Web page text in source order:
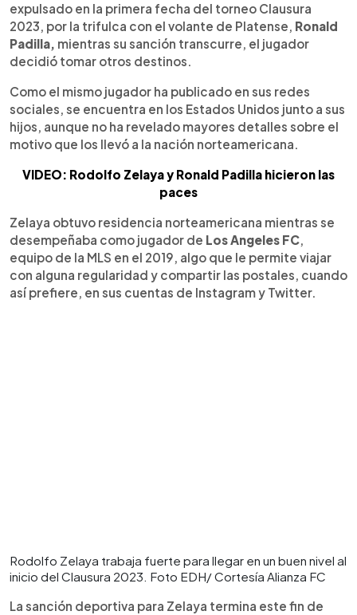
expulsado en la primera fecha del torneo Clausura
2023, por la trifulca con el volante de Platense, Ronald
Padilla, mientras su sanción transcurre, el jugador
decidió tomar otros destinos.
Como el mismo jugador ha publicado en sus redes
sociales, se encuentra en los Estados Unidos junto a sus
hijos, aunque no ha revelado mayores detalles sobre el
motivo que los llevó a la nación norteamericana.
VIDEO: Rodolfo Zelaya y Ronald Padilla hicieron las
paces
Zelaya obtuvo residencia norteamericana mientras se
desempeñaba como jugador de Los Angeles FC,
equipo de la MLS en el 2019, algo que le permite viajar
con alguna regularidad y compartir las postales, cuando
así prefiere, en sus cuentas de Instagram y Twitter.
Rodolfo Zelaya trabaja fuerte para llegar en un buen nivel al
inicio del Clausura 2023. Foto EDH/ Cortesía Alianza FC
La sanción deportiva para Zelaya termina este fin de